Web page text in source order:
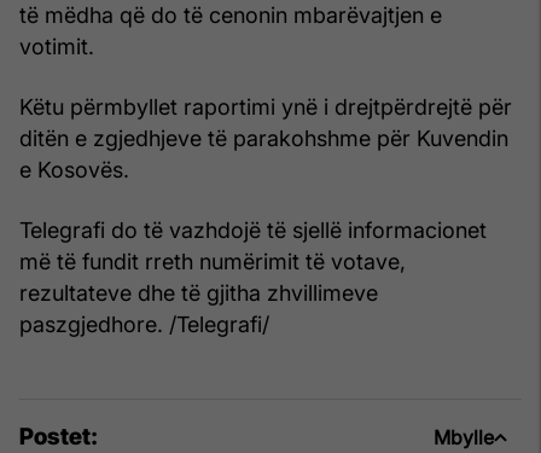
të mëdha që do të cenonin mbarëvajtjen e
votimit.
Këtu përmbyllet raportimi ynë i drejtpërdrejtë për
ditën e zgjedhjeve të parakohshme për Kuvendin
e Kosovës.
Telegrafi do të vazhdojë të sjellë informacionet
më të fundit rreth numërimit të votave,
rezultateve dhe të gjitha zhvillimeve
paszgjedhore. /Telegrafi/
Postet: Mbylle